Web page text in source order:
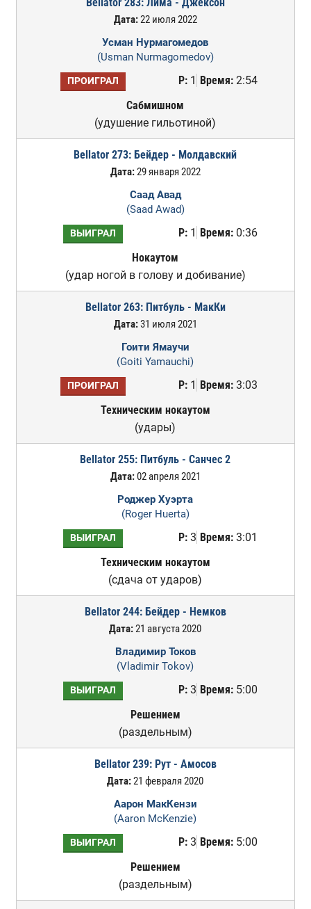
Дата:22 июля 2022
Усман Нурмагомедов
(Usman Nurmagomedov)
ПРОИГРАЛ Р:1 Время:2:54
Сабмишном
(удушение гильотиной)
Bellator 273: Бейдер - Молдавский
Дата:29 января 2022
Саад Авад
(Saad Awad)
ВЫИГРАЛ Р:1 Время:0:36
Нокаутом
(удар ногой в голову и добивание)
Bellator 263: Питбуль - МакКи
Дата:31 июля 2021
Гоити Ямаучи
(Goiti Yamauchi)
ПРОИГРАЛ Р:1 Время:3:03
Техническим нокаутом
(удары)
Bellator 255: Питбуль - Санчес 2
Дата:02 апреля 2021
Роджер Хуэрта
(Roger Huerta)
ВЫИГРАЛ Р:3 Время:3:01
Техническим нокаутом
(сдача от ударов)
Bellator 244: Бейдер - Немков
Дата:21 августа 2020
Владимир Токов
(Vladimir Tokov)
ВЫИГРАЛ Р:3 Время:5:00
Решением
(раздельным)
Bellator 239: Рут - Амосов
Дата:21 февраля 2020
Аарон МакКензи
(Aaron McKenzie)
ВЫИГРАЛ Р:3 Время:5:00
Решением
(раздельным)